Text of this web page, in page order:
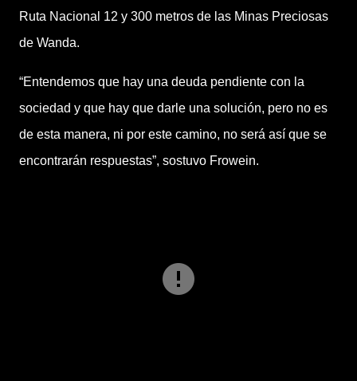
Ruta Nacional 12 y 300 metros de las Minas Preciosas
de Wanda.
“Entendemos que hay una deuda pendiente con la
sociedad y que hay que darle una solución, pero no es
de esta manera, ni por este camino, no será así que se
encontrarán respuestas”, sostuvo Frowein.